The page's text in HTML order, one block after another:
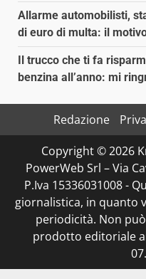
Allarme automobilisti,
di euro di multa: il
Il trucco che ti fa
benzina all’anno: mi
Redazione
Copyright © 2026
PowerWeb Srl – Via
P.Iva 15336031008 -
giornalistica, in quanto
periodicità. Non
prodotto editoriale